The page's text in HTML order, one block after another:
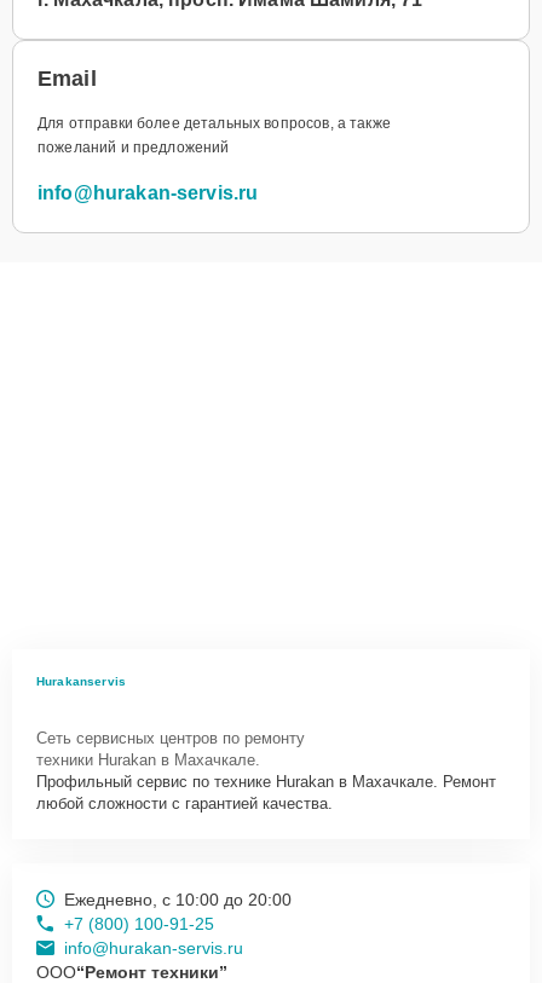
Email
Для отправки более детальных вопросов, а также
пожеланий и предложений
info@hurakan-servis.ru
Hurakanservis
Сеть сервисных центров по ремонту
техники Hurakan в Махачкале.
Профильный сервис по технике Hurakan в Махачкале. Ремонт
любой сложности с гарантией качества.
Ежедневно, с 10:00 до 20:00
+7 (800) 100-91-25
info@hurakan-servis.ru
ООО“Ремонт техники”